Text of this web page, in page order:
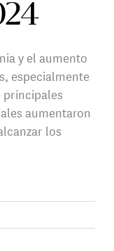
y el aumento
especialmente
principales
aumentaron
los